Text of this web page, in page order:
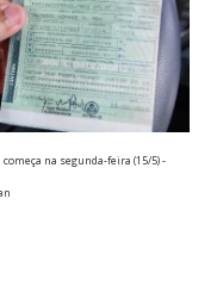
na segunda-feira (15/5) -